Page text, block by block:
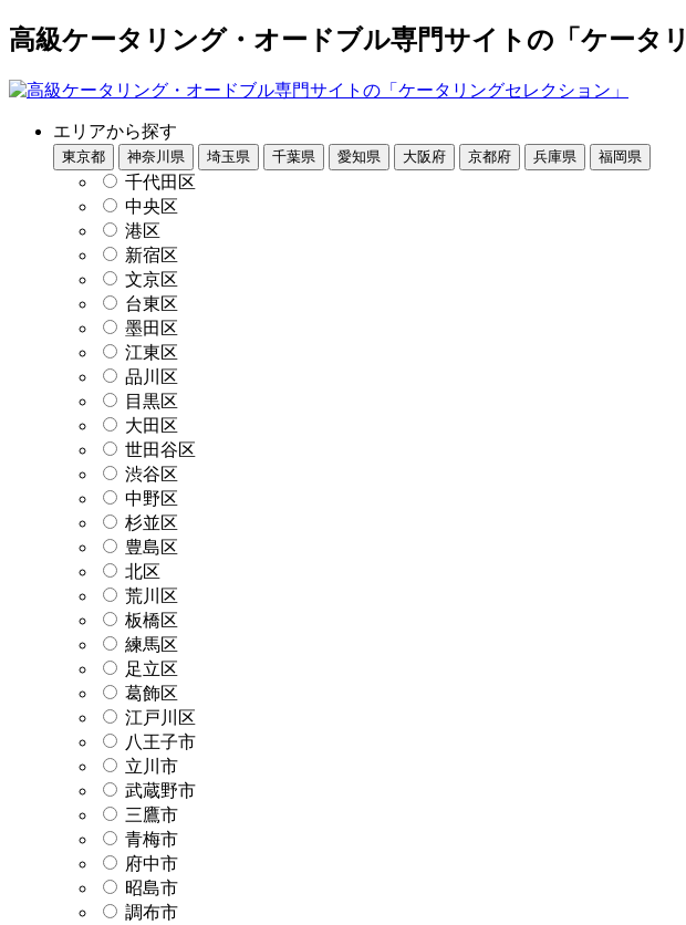
高級ケータリング・オードブル専門サイトの「ケータ
エリアから探す
東京都 神奈川県 埼玉県 千葉県 愛知県 大阪府 京都府 兵庫県 福岡県
千代田区
中央区
港区
新宿区
文京区
台東区
墨田区
江東区
品川区
目黒区
大田区
世田谷区
渋谷区
中野区
杉並区
豊島区
北区
荒川区
板橋区
練馬区
足立区
葛飾区
江戸川区
八王子市
立川市
武蔵野市
三鷹市
青梅市
府中市
昭島市
調布市